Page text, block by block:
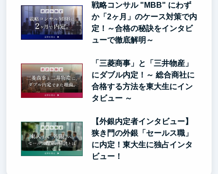
戦略コンサル "MBB" にわず
か「2ヶ月」のケース対策で内
定！～合格の秘訣をインタビ
ューで徹底解明～
「三菱商事」と「三井物産」
にダブル内定！～ 総合商社に
合格する方法を東大生にイン
タビュー ～
【外銀内定者インタビュー】
狭き門の外銀「セールス職」
に内定！東大生に独占インタ
ビュー！